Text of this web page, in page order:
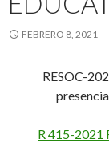
FEBRERO 8, 2021
RESOC-
R 415-2021